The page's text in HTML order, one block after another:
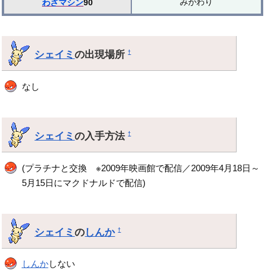
わざマシン90
シェイミの出現場所†
なし
シェイミの入手方法†
(プラチナと交換 ※2009年映画館で配信／2009年4月18日～
5月15日にマクドナルドで配信)
シェイミのしんか †
しんかしない